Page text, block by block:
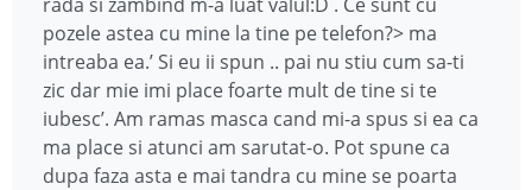
pozele astea cu mine la tine pe telefon?> ma
intreaba ea.’ Si eu ii spun .. pai nu stiu cum sa-ti
zic dar mie imi place foarte mult de tine si te
iubesc’. Am ramas masca cand mi-a spus si ea ca
ma place si atunci am sarutat-o. Pot spune ca
dupa faza asta e mai tandra cu mine se poarta